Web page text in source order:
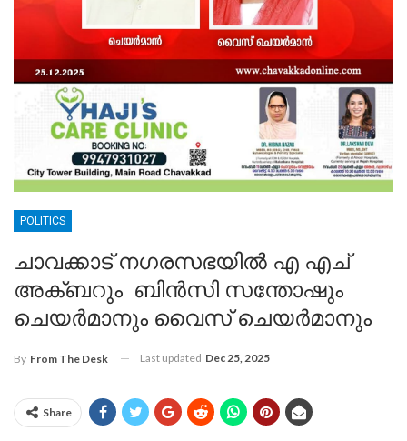
POLITICS
ചാവക്കാട് നഗരസഭയിൽ എ എച്
അക്ബറും ബിൻസി സന്തോഷും
ചെയർമാനും വൈസ് ചെയർമാനും
By From The Desk Last updated Dec 25, 2025
Share